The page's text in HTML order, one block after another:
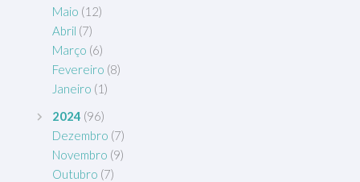
Maio (12)
Abril (7)
Março (6)
Fevereiro (8)
Janeiro (1)
2024 (96)
Dezembro (7)
Novembro (9)
Outubro (7)